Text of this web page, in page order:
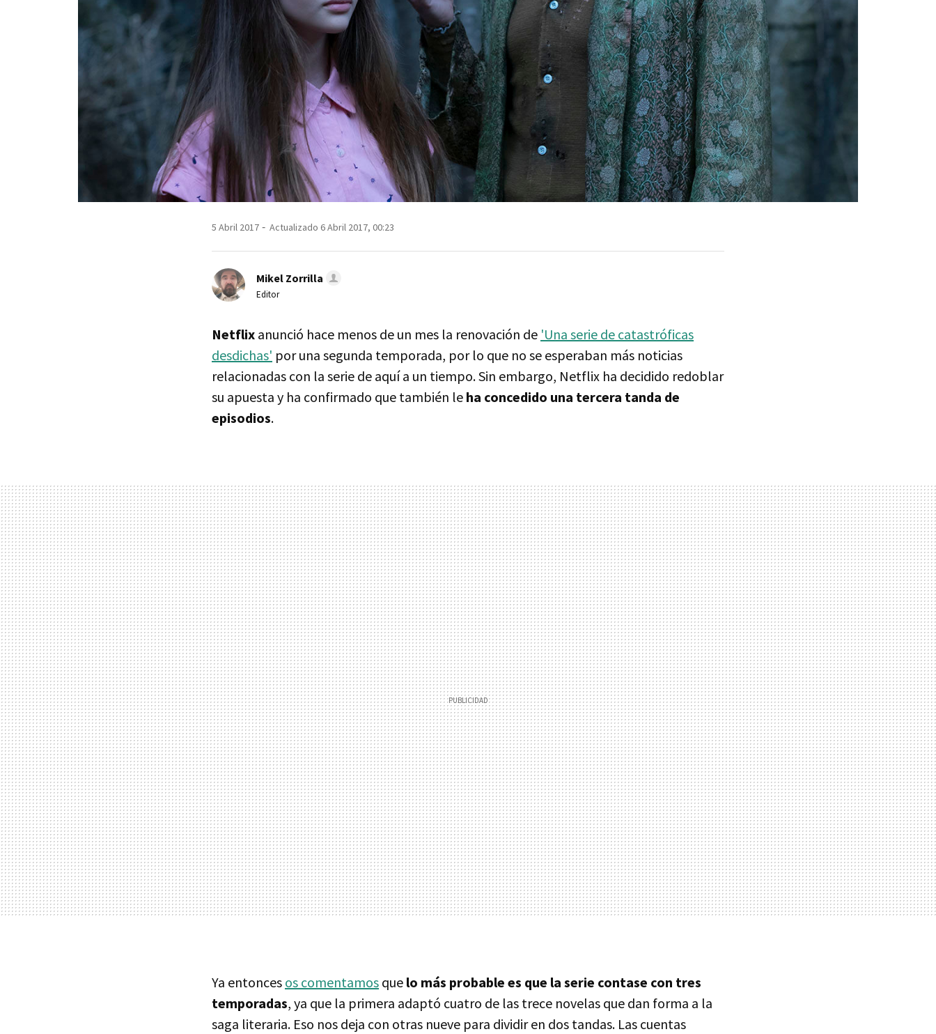
5 Abril 2017 Actualizado 6 Abril 2017, 00:23
Mikel Zorrilla
Editor
Netflix anunció hace menos de un mes la renovación de 'Una serie de catastróficas
desdichas' por una segunda temporada, por lo que no se esperaban más noticias
relacionadas con la serie de aquí a un tiempo. Sin embargo, Netflix ha decidido redoblar
su apuesta y ha confirmado que también le ha concedido una tercera tanda de
episodios.
Ya entonces os comentamos que lo más probable es que la serie contase con tres
temporadas, ya que la primera adaptó cuatro de las trece novelas que dan forma a la
saga literaria. Eso nos deja con otras nueve para dividir en dos tandas. Las cuentas